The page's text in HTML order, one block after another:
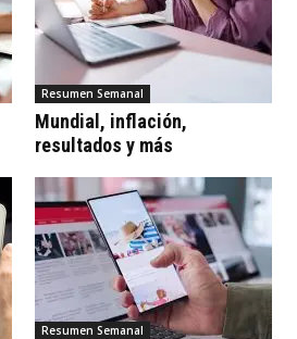
Resumen Semanal
Mundial, inflación,
resultados y más
Resumen Semanal